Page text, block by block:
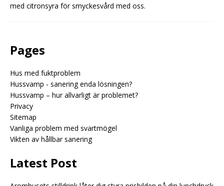
med citronsyra för smyckesvård med oss.
Pages
Hus med fuktproblem
Hussvamp - sanering enda lösningen?
Hussvamp – hur allvarligt är problemet?
Privacy
Sitemap
Vanliga problem med svartmögel
Vikten av hållbar sanering
Latest Post